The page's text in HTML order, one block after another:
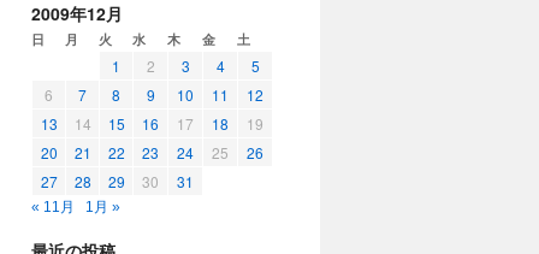
2009年12月
日 月 火 水 木 金 土
1 2 3 4
5
6
7 8 9 10 11
12
13
14 15 16 17 18
19
20
21 22 23 24 25
26
27
28 29 30 31
« 11月 1月 »